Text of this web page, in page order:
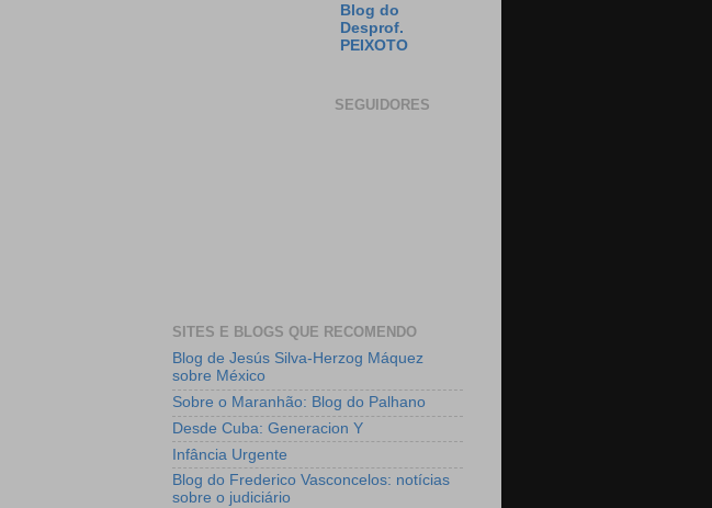
Blog do
Desprof.
PEIXOTO
SEGUIDORES
SITES E BLOGS QUE RECOMENDO
Blog de Jesús Silva-Herzog Máquez
sobre México
Sobre o Maranhão: Blog do Palhano
Desde Cuba: Generacion Y
Infância Urgente
Blog do Frederico Vasconcelos: notícias
sobre o judiciário